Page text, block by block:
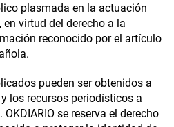
plasmada en la actuación
virtud del derecho a la
reconocido por el artículo
pueden ser obtenidos a
los recursos periodísticos a
OKDIARIO se reserva el derecho